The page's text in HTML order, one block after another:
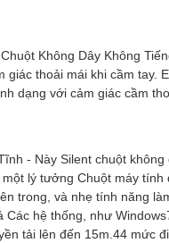
Không Dây Không
giác thoải mái khi cầm tay.
dạng với cảm giác cầm
- Này Silent chuột
lý tưởng Chuột máy
trong, và nhẹ tính năng
Các hệ thống, như
tải lên đến 15m.44 mức